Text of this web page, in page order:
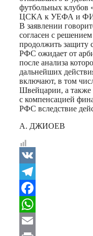
футбольных клубов
ЦСКА к УЕФА и
В заявлении
согласен с
продолжить защиту
РФС ожидает от
после анализа
дальнейших
включают, в том
Швейцарии, а также
с компенсацией
РФС вследствие
А. ДЖИОЕВ
VK
Telegram
Facebook
WhatsApp